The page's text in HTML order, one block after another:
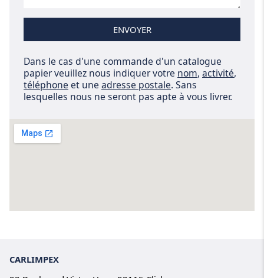
ENVOYER
Dans le cas d'une commande d'un catalogue
papier veuillez nous indiquer votre nom, activité,
téléphone et une adresse postale. Sans
lesquelles nous ne seront pas apte à vous livrer.
CARLIMPEX